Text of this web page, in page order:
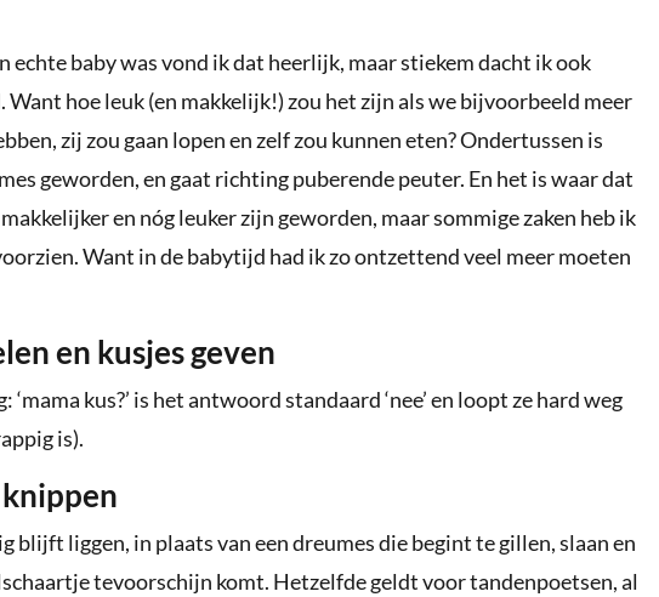
echte baby was vond ik dat heerlijk, maar stiekem dacht ik ook
hoe leuk (en makkelijk!) zou het zijn als we bijvoorbeeld meer
zij zou gaan lopen en zelf zou kunnen eten? Ondertussen is
geworden, en gaat richting puberende peuter. En het is waar dat
en nóg leuker zijn geworden, maar sommige zaken heb ik
Want in de babytijd had ik zo ontzettend veel meer moeten
en kusjes geven
kus?’ is het antwoord standaard ‘nee’ en loopt ze hard weg
is).
blijft liggen, in plaats van een dreumes die begint te gillen, slaan en
tevoorschijn komt. Hetzelfde geldt voor tandenpoetsen, al